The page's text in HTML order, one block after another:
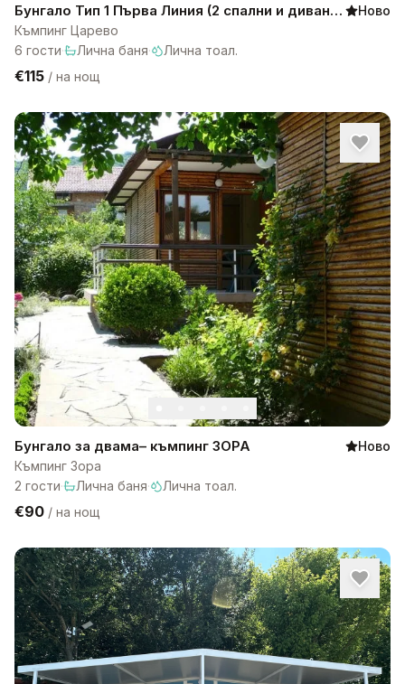
Бунгало Тип 1 Първа Линия (2 спални и диван)
Къмпинг Царево
Ново
Къмпинг Царево
6 гости· Лична баня· Лична тоал.
€115 / на нощ
Бунгало за двама– къмпинг ЗОРА
Ново
Къмпинг Зора
2 гости· Лична баня· Лична тоал.
€90 / на нощ